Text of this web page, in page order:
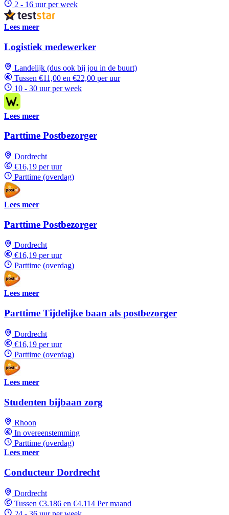
2 - 16 uur per week
Lees meer
Logistiek medewerker
Landelijk (dus ook bij jou in de buurt)
Tussen €11,00 en €22,00 per uur
10 - 30 uur per week
Lees meer
Parttime Postbezorger
Dordrecht
€16,19 per uur
Parttime (overdag)
Lees meer
Parttime Postbezorger
Dordrecht
€16,19 per uur
Parttime (overdag)
Lees meer
Parttime Tijdelijke baan als postbezorger
Dordrecht
€16,19 per uur
Parttime (overdag)
Lees meer
Studenten bijbaan zorg
Rhoon
In overeenstemming
Parttime (overdag)
Lees meer
Conducteur Dordrecht
Dordrecht
Tussen €3.186 en €4.114 Per maand